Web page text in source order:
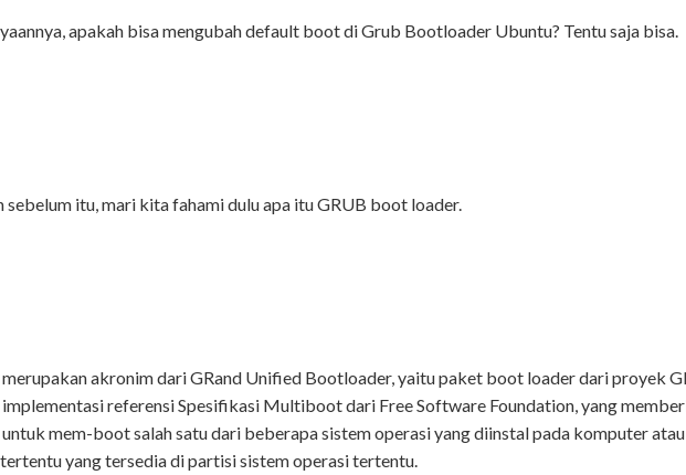
apakah bisa mengubah default boot di Grub Bootloader Ubuntu? Tentu saja bisa.
sebelum itu, mari kita fahami dulu apa itu GRUB boot loader.
akronim dari GRand Unified Bootloader, yaitu paket boot loader dari proyek
implementasi referensi Spesifikasi Multiboot dari Free Software Foundation, yang
mem-boot salah satu dari beberapa sistem operasi yang diinstal pada komputer
yang tersedia di partisi sistem operasi tertentu.